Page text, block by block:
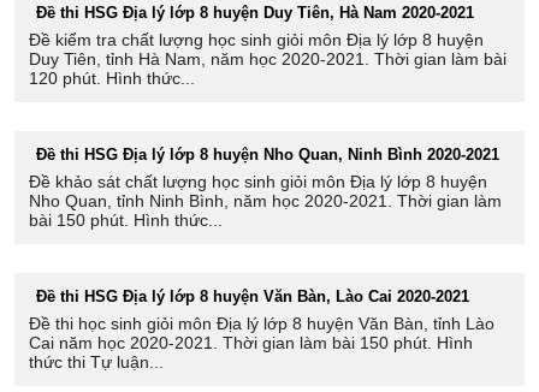
Đề thi HSG Địa lý lớp 8 huyện Duy Tiên, Hà Nam 2020-2021
Đề kiểm tra chất lượng học sinh giỏi môn Địa lý lớp 8 huyện
Duy Tiên, tỉnh Hà Nam, năm học 2020-2021. Thời gian làm bài
120 phút. Hình thức...
Đề thi HSG Địa lý lớp 8 huyện Nho Quan, Ninh Bình 2020-2021
Đề khảo sát chất lượng học sinh giỏi môn Địa lý lớp 8 huyện
Nho Quan, tỉnh Ninh Bình, năm học 2020-2021. Thời gian làm
bài 150 phút. Hình thức...
Đề thi HSG Địa lý lớp 8 huyện Văn Bàn, Lào Cai 2020-2021
Đề thi học sinh giỏi môn Địa lý lớp 8 huyện Văn Bàn, tỉnh Lào
Cai năm học 2020-2021. Thời gian làm bài 150 phút. Hình
thức thi Tự luận...